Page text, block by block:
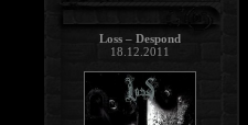
Loss – Despond
18.12.2011